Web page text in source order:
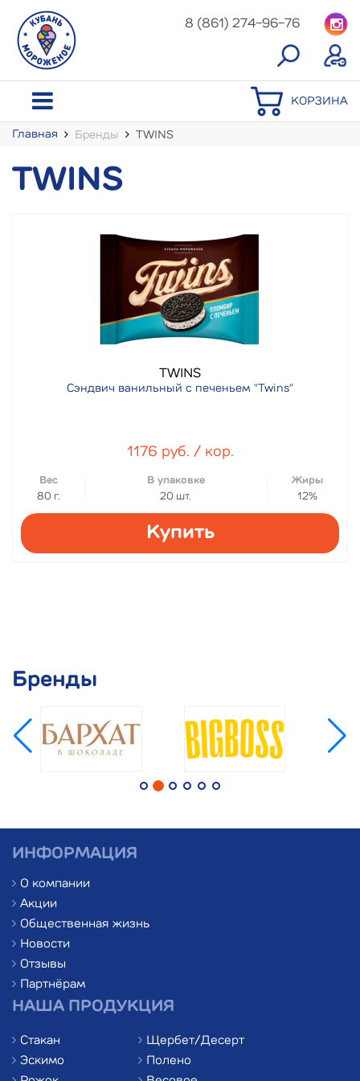
8 (861) 274-96-76
КОРЗИНА
Главная Бренды TWINS
TWINS
TWINS
Сэндвич ванильный с печеньем "Twins"
1176 руб. / кор.
Вес
80 г.
В упаковке
20 шт.
Жиры
12%
Купить
Бренды
ИНФОРМАЦИЯ
О компании
Акции
Общественная жизнь
Новости
Отзывы
Партнёрам
НАША ПРОДУКЦИЯ
Стакан
Эскимо
Щербет/Десерт
Полено